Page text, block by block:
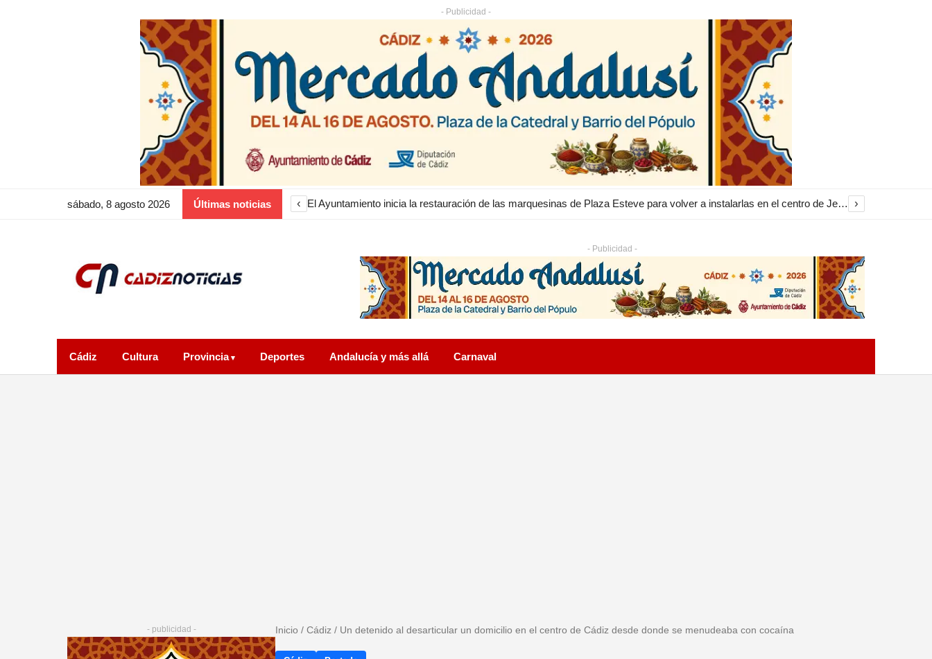
- Publicidad -
sábado, 8 agosto 2026 Últimas noticias ‹ El Ayuntamiento inicia la restauración de las marquesinas de Plaza Esteve para volver a instalarlas en el centro de Jerez ›
- Publicidad -
Cádiz Cultura Provincia Deportes Andalucía y más allá Carnaval
- publicidad - Inicio / Cádiz / Un detenido al desarticular un domicilio en el centro de Cádiz desde donde se menudeaba con cocaína